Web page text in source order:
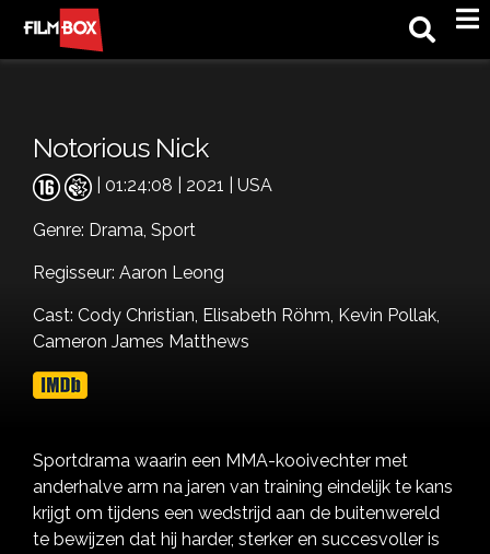
Notorious Nick
| 01:24:08 | 2021 | USA
Genre: Drama, Sport
Regisseur: Aaron Leong
Cast: Cody Christian, Elisabeth Röhm, Kevin Pollak,
Cameron James Matthews
Sportdrama waarin een MMA-kooivechter met
anderhalve arm na jaren van training eindelijk te kans
krijgt om tijdens een wedstrijd aan de buitenwereld
te bewijzen dat hij harder, sterker en succesvoller is